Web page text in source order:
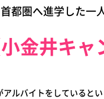
首都圏へ進学した一
金井キャ
ルバイトをしていると